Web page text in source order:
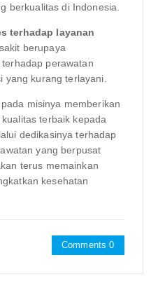
berkualitas di Indonesia.
terhadap layanan
berupaya
perawatan
yang kurang terlayani.
misinya memberikan
terbaik kepada
dedikasinya terhadap
yang berpusat
terus memainkan
kesehatan
Comments 0